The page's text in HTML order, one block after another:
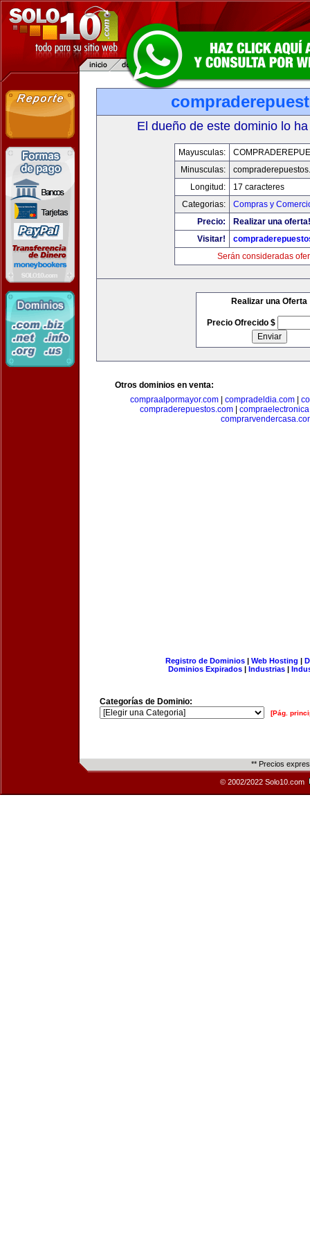
El dueño de este dominio lo
Mayusculas:
Minusculas:
Longitud:
17 caracteres
Categorias:
Compras y
Precio:
Realizar una oferta!
Visitar!
Serán consideradas
Realizar una Oferta
Precio Ofrecido $
Otros dominios en venta:
compraalpormayor.com| compradeldia.com|
compraderepuestos.com|
Registro de Dominios| Web Hosting |
Dominios Expirados | Industrias |
Categorías de Dominio:
[Pág.
** Precios
© 2002/2022 Solo10.com